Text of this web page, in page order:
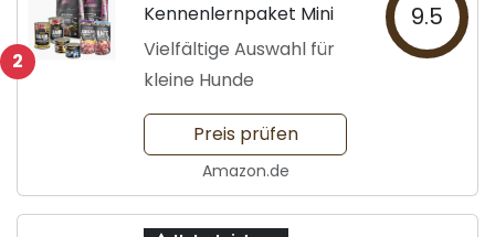
2
Kennenlernpaket Mini
Vielfältige Auswahl für
kleine Hunde
9.5
Preis prüfen
Amazon.de